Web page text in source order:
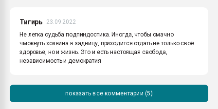
Тигирь
23.09.2022
Не легка судьба подпиндостика. Иногда, чтобы смачно
чмокнуть хозяина в задницу, приходится отдать не только своё
здоровье, но и жизнь. Это и есть настоящая свобода,
независимость и демократия
показать все комментарии (5)